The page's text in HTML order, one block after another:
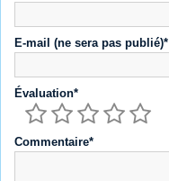
E-mail (ne sera pas publié)*
Évaluation*
Commentaire*